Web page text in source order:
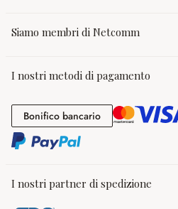
Siamo membri di Netcomm
I nostri metodi di pagamento
Bonifico bancarioBonifico bancario
I nostri partner di spedizione